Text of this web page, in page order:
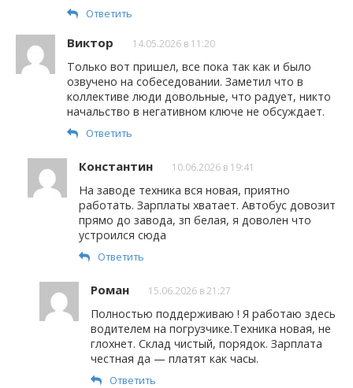
Ответить
Виктор 14.05.2026 в 11:20
Только вот пришел, все пока так как и было
озвучено на собеседовании. Заметил что в
коллективе люди довольные, что радует, никто
начальство в негативном ключе не обсуждает.
Ответить
Константин 10.06.2026 в 19:41
На заводе техника вся новая, приятно
работать. Зарплаты хватает. Автобус довозит
прямо до завода, зп белая, я доволен что
устроился сюда
Ответить
Роман 15.06.2026 в 21:27
Полностью поддерживаю ! Я работаю здесь
водителем на погрузчике.Техника новая, не
глохнет. Склад чистый, порядок. Зарплата
честная да — платят как часы.
Ответить